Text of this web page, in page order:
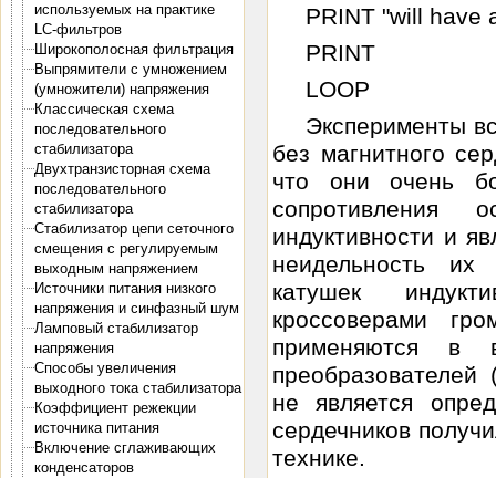
используемых на практике
LC-фильтров
Широкополосная фильтрация
Выпрямители с умножением
(умножители) напряжения
Классическая схема
последовательного
стабилизатора
Двухтранзисторная схема
последовательного
стабилизатора
Стабилизатор цепи сеточного
смещения с регулируемым
выходным напряжением
Источники питания низкого
напряжения и синфазный шум
Ламповый стабилизатор
напряжения
Способы увеличения
выходного тока стабилизатора
Коэффициент режекции
источника питания
Включение сглаживающих
конденсаторов
PRINT "will have
PRINT
LOOP
Эксперименты
без магнитного
что они очень
индуктивности и
неидельность их
катушек
кроссоверами
применяются в
не является
сердечников
технике.